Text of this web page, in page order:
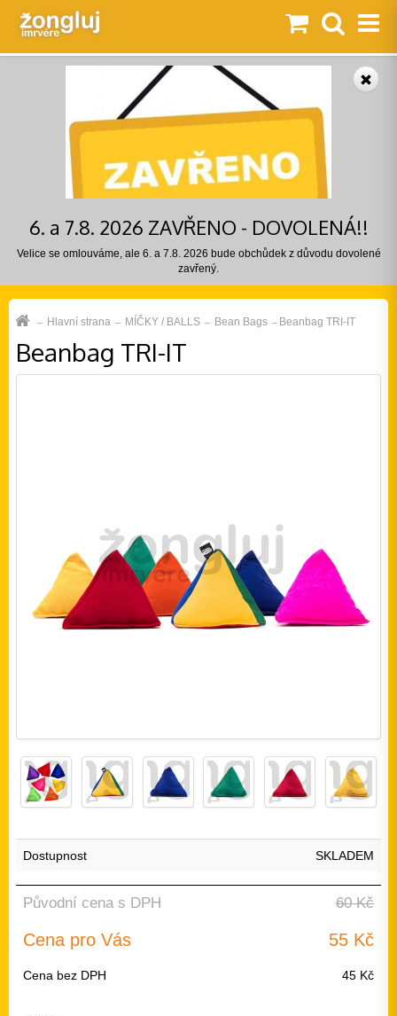
6. a 7.8. 2026 ZAVŘENO - DOVOLENÁ!!
Velice se omlouváme, ale 6. a 7.8. 2026 bude obchůdek z důvodu dovolené
zavřený.
Hlavní strana MÍČKY / BALLS Bean Bags Beanbag TRI-IT
Beanbag TRI-IT
Dostupnost SKLADEM
Původní cena s DPH 60 Kč
Cena pro Vás 55 Kč
Cena bez DPH 45 Kč